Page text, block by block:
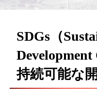
SDGs（
Development
持続可能な